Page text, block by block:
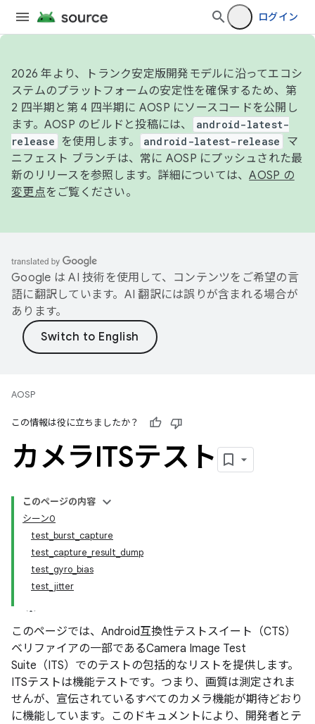
ログイン
2026 年より、トランク安定版開発モデルに沿ってエコシ
ステムのプラットフォームの安定性を確保するため、第
2 四半期と第 4 四半期に AOSP にソースコードを公開し
ます。AOSP のビルドと投稿には、
android-latest-
release
を使用します。 android-latest-release
マ
ニフェスト ブランチは、常に AOSP にプッシュされた最
新のリリースを参照します。詳細については、AOSP の
変更点をご覧ください。
Google は AI 技術を使用して、コンテンツをご希望の言
語に翻訳しています。AI 翻訳には誤りが含まれる場合が
あります。
AOSP
この情報は役に立ちましたか？
カメラITSテスト
このページの内容
シーン0
test_burst_capture
test_capture_result_dump
test_gyro_bias
test_jitter
このページでは、Android互換性テストスイート（CTS）
ベリファイアの一部であるCamera Image Test
Suite（ITS）でのテストの包括的なリストを提供します。
ITSテストは機能テストです。つまり、画質は測定されま
せんが、宣伝されているすべてのカメラ機能が期待どおり
に機能しています。このドキュメントにより、開発者とテ